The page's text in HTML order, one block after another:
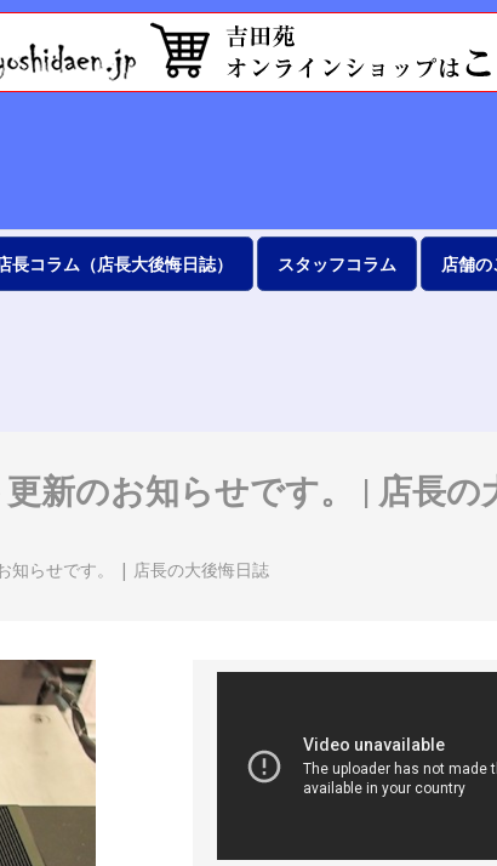
長コラム（店長大後悔日誌） スタッフコラム 店舗
新のお知らせです。 | 店長の
知らせです。 | 店長の大後悔日誌